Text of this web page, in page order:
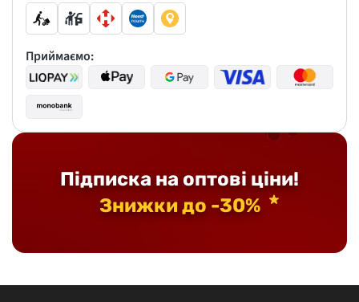
Підписка на оптові ціни!
Знижки до -30%
Приймаємо: